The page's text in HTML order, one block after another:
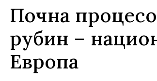
Почна
рубин –
Европа